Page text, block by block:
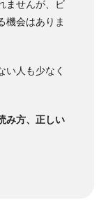
ませんが、ビ
機会はありま
い人も少なく
み方、正しい